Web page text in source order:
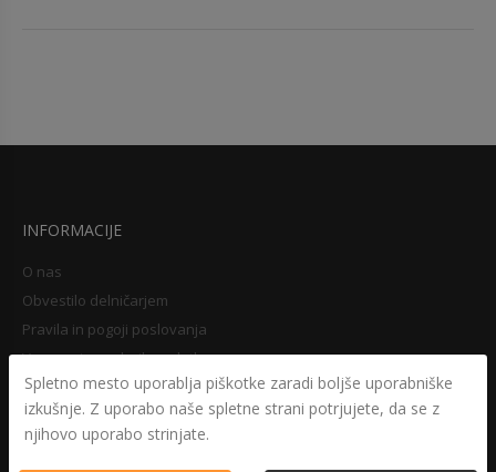
INFORMACIJE
O nas
Obvestilo delničarjem
Pravila in pogoji poslovanja
Varovanje osebnih podatkov
Druga določila
Pravilnik o zasebnosti
Pravno obvestilo
Spletno mesto uporablja piškotke zaradi boljše uporabniške
izkušnje. Z uporabo naše spletne strani potrjujete, da se z
njihovo uporabo strinjate.